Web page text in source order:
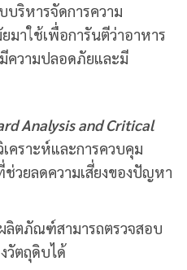
บริหารจัดการความ
าใช้เพื่อการันตีว่าอาหาร
ความปลอดภัยและมี
Analysis and Critical
คราะห์และการควบคุม
วยลดความเสี่ยงของปัญหา
ตภัณฑ์สามารถตรวจสอบ
วัตถุดิบได้